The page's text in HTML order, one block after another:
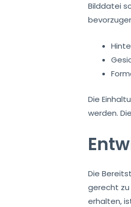
Bilddatei
Die
werden.
Die
gerecht zu
erhalten,